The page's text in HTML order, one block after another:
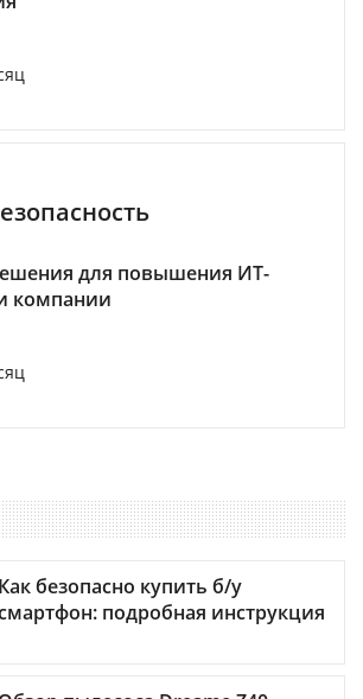
для повышения ИТ-
компании
Как безопасно купить б/у
подробная инструкция